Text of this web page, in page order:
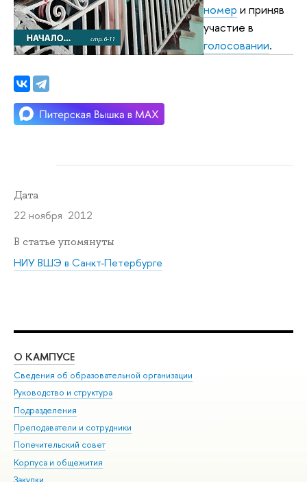
номер и приняв
участие в
голосовании.
Дата
22 ноября 2012
В статье упомянуты
НИУ ВШЭ в Санкт-Петербурге
О КАМПУСЕ
Сведения об образовательной организации
Руководство и структура
Подразделения
Преподаватели и сотрудники
Попечительский совет
Корпуса и общежития